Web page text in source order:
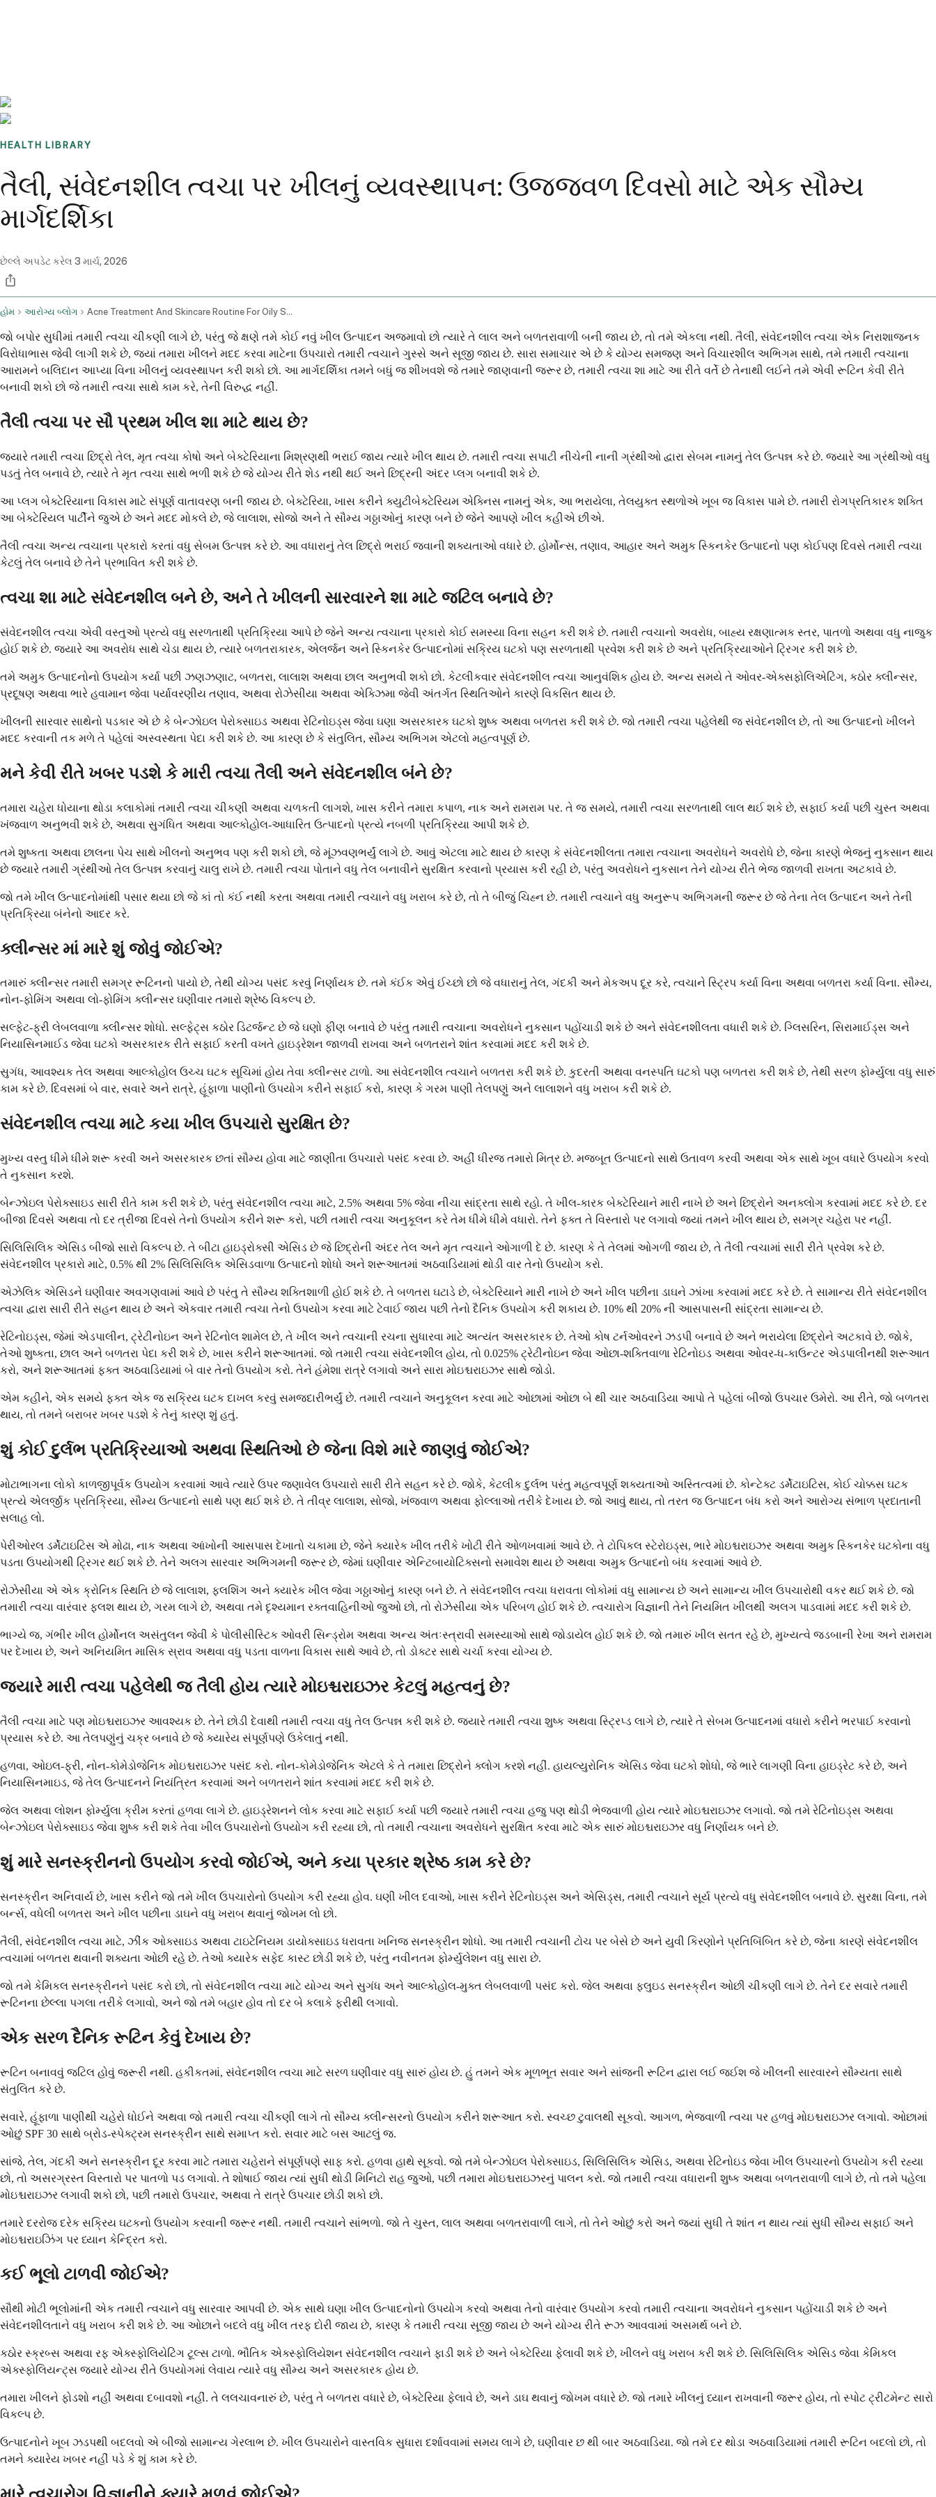
HEALTH LIBRARY
તૈલી, સંવેદનશીલ ત્વચા પર ખીલનું વ્યવસ્થાપન: ઉજ્જવળ દિવસો માટે એક સૌમ્ય
માર્ગદર્શિકા
છેલ્લે અપડેટ કરેલ 3 માર્ચ, 2026
હોમ આરોગ્ય બ્લોગ Acne Treatment And Skincare Routine For Oily Sensitive Skin
જો બપોર સુધીમાં તમારી ત્વચા ચીકણી લાગે છે, પરંતુ જે ક્ષણે તમે કોઈ નવું ખીલ ઉત્પાદન અજમાવો છો ત્યારે તે લાલ અને બળતરાવાળી બની જાય છે, તો તમે એકલા નથી. તૈલી, સંવેદનશીલ ત્વચા એક નિરાશાજનક
વિરોધાભાસ જેવી લાગી શકે છે, જ્યાં તમારા ખીલને મદદ કરવા માટેના ઉપચારો તમારી ત્વચાને ગુસ્સે અને સૂજી જાય છે. સારા સમાચાર એ છે કે યોગ્ય સમજણ અને વિચારશીલ અભિગમ સાથે, તમે તમારી ત્વચાના
આરામને બલિદાન આપ્યા વિના ખીલનું વ્યવસ્થાપન કરી શકો છો. આ માર્ગદર્શિકા તમને બધું જ શીખવશે જે તમારે જાણવાની જરૂર છે, તમારી ત્વચા શા માટે આ રીતે વર્તે છે તેનાથી લઈને તમે એવી રૂટિન કેવી રીતે
બનાવી શકો છો જે તમારી ત્વચા સાથે કામ કરે, તેની વિરુદ્ધ નહીં.
તૈલી ત્વચા પર સૌ પ્રથમ ખીલ શા માટે થાય છે?
જ્યારે તમારી ત્વચા છિદ્રો તેલ, મૃત ત્વચા કોષો અને બેક્ટેરિયાના મિશ્રણથી ભરાઈ જાય ત્યારે ખીલ થાય છે. તમારી ત્વચા સપાટી નીચેની નાની ગ્રંથીઓ દ્વારા સેબમ નામનું તેલ ઉત્પન્ન કરે છે. જ્યારે આ ગ્રંથીઓ વધુ
પડતું તેલ બનાવે છે, ત્યારે તે મૃત ત્વચા સાથે ભળી શકે છે જે યોગ્ય રીતે શેડ નથી થઈ અને છિદ્રની અંદર પ્લગ બનાવી શકે છે.
આ પ્લગ બેક્ટેરિયાના વિકાસ માટે સંપૂર્ણ વાતાવરણ બની જાય છે. બેક્ટેરિયા, ખાસ કરીને ક્યુટીબેક્ટેરિયમ એક્નિસ નામનું એક, આ ભરાયેલા, તેલયુક્ત સ્થળોએ ખૂબ જ વિકાસ પામે છે. તમારી રોગપ્રતિકારક શક્તિ
આ બેક્ટેરિયલ પાર્ટીને જુએ છે અને મદદ મોકલે છે, જે લાલાશ, સોજો અને તે સૌમ્ય ગઠ્ઠાઓનું કારણ બને છે જેને આપણે ખીલ કહીએ છીએ.
તૈલી ત્વચા અન્ય ત્વચાના પ્રકારો કરતાં વધુ સેબમ ઉત્પન્ન કરે છે. આ વધારાનું તેલ છિદ્રો ભરાઈ જવાની શક્યતાઓ વધારે છે. હોર્મોન્સ, તણાવ, આહાર અને અમુક સ્કિનકેર ઉત્પાદનો પણ કોઈપણ દિવસે તમારી ત્વચા
કેટલું તેલ બનાવે છે તેને પ્રભાવિત કરી શકે છે.
ત્વચા શા માટે સંવેદનશીલ બને છે, અને તે ખીલની સારવારને શા માટે જટિલ બનાવે છે?
સંવેદનશીલ ત્વચા એવી વસ્તુઓ પ્રત્યે વધુ સરળતાથી પ્રતિક્રિયા આપે છે જેને અન્ય ત્વચાના પ્રકારો કોઈ સમસ્યા વિના સહન કરી શકે છે. તમારી ત્વચાનો અવરોધ, બાહ્ય રક્ષણાત્મક સ્તર, પાતળો અથવા વધુ નાજુક
હોઈ શકે છે. જ્યારે આ અવરોધ સાથે ચેડા થાય છે, ત્યારે બળતરાકારક, એલર્જન અને સ્કિનકેર ઉત્પાદનોમાં સક્રિય ઘટકો પણ સરળતાથી પ્રવેશ કરી શકે છે અને પ્રતિક્રિયાઓને ટ્રિગર કરી શકે છે.
તમે અમુક ઉત્પાદનોનો ઉપયોગ કર્યા પછી ઝણઝણાટ, બળતરા, લાલાશ અથવા છાલ અનુભવી શકો છો. કેટલીકવાર સંવેદનશીલ ત્વચા આનુવંશિક હોય છે. અન્ય સમયે તે ઓવર-એક્સફોલિએટિંગ, કઠોર ક્લીન્સર,
પ્રદૂષણ અથવા ભારે હવામાન જેવા પર્યાવરણીય તણાવ, અથવા રોઝેસીયા અથવા એક્ઝિમા જેવી અંતર્ગત સ્થિતિઓને કારણે વિકસિત થાય છે.
ખીલની સારવાર સાથેનો પડકાર એ છે કે બેન્ઝોઇલ પેરોક્સાઇડ અથવા રેટિનોઇડ્સ જેવા ઘણા અસરકારક ઘટકો શુષ્ક અથવા બળતરા કરી શકે છે. જો તમારી ત્વચા પહેલેથી જ સંવેદનશીલ છે, તો આ ઉત્પાદનો ખીલને
મદદ કરવાની તક મળે તે પહેલાં અસ્વસ્થતા પેદા કરી શકે છે. આ કારણ છે કે સંતુલિત, સૌમ્ય અભિગમ એટલો મહત્વપૂર્ણ છે.
મને કેવી રીતે ખબર પડશે કે મારી ત્વચા તૈલી અને સંવેદનશીલ બંને છે?
તમારા ચહેરા ધોયાના થોડા કલાકોમાં તમારી ત્વચા ચીકણી અથવા ચળકતી લાગશે, ખાસ કરીને તમારા કપાળ, નાક અને રામરામ પર. તે જ સમયે, તમારી ત્વચા સરળતાથી લાલ થઈ શકે છે, સફાઈ કર્યા પછી ચુસ્ત અથવા
ખંજવાળ અનુભવી શકે છે, અથવા સુગંધિત અથવા આલ્કોહોલ-આધારિત ઉત્પાદનો પ્રત્યે નબળી પ્રતિક્રિયા આપી શકે છે.
તમે શુષ્કતા અથવા છાલના પેચ સાથે ખીલનો અનુભવ પણ કરી શકો છો, જે મૂંઝવણભર્યું લાગે છે. આવું એટલા માટે થાય છે કારણ કે સંવેદનશીલતા તમારા ત્વચાના અવરોધને અવરોધે છે, જેના કારણે ભેજનું નુકસાન થાય
છે જ્યારે તમારી ગ્રંથીઓ તેલ ઉત્પન્ન કરવાનું ચાલુ રાખે છે. તમારી ત્વચા પોતાને વધુ તેલ બનાવીને સુરક્ષિત કરવાનો પ્રયાસ કરી રહી છે, પરંતુ અવરોધને નુકસાન તેને યોગ્ય રીતે ભેજ જાળવી રાખતા અટકાવે છે.
જો તમે ખીલ ઉત્પાદનોમાંથી પસાર થયા છો જે કાં તો કંઈ નથી કરતા અથવા તમારી ત્વચાને વધુ ખરાબ કરે છે, તો તે બીજું ચિહ્ન છે. તમારી ત્વચાને વધુ અનુરૂપ અભિગમની જરૂર છે જે તેના તેલ ઉત્પાદન અને તેની
પ્રતિક્રિયા બંનેનો આદર કરે.
ક્લીન્સર માં મારે શું જોવું જોઈએ?
તમારું ક્લીન્સર તમારી સમગ્ર રૂટિનનો પાયો છે, તેથી યોગ્ય પસંદ કરવું નિર્ણાયક છે. તમે કંઈક એવું ઈચ્છો છો જે વધારાનું તેલ, ગંદકી અને મેકઅપ દૂર કરે, ત્વચાને સ્ટ્રિપ કર્યા વિના અથવા બળતરા કર્યા વિના. સૌમ્ય,
નોન-ફોમિંગ અથવા લો-ફોમિંગ ક્લીન્સર ઘણીવાર તમારો શ્રેષ્ઠ વિકલ્પ છે.
સલ્ફેટ-ફ્રી લેબલવાળા ક્લીન્સર શોધો. સલ્ફેટ્સ કઠોર ડિટર્જન્ટ છે જે ઘણો ફીણ બનાવે છે પરંતુ તમારી ત્વચાના અવરોધને નુકસાન પહોંચાડી શકે છે અને સંવેદનશીલતા વધારી શકે છે. ગ્લિસરિન, સિરામાઈડ્સ અને
નિયાસિનમાઈડ જેવા ઘટકો અસરકારક રીતે સફાઈ કરતી વખતે હાઇડ્રેશન જાળવી રાખવા અને બળતરાને શાંત કરવામાં મદદ કરી શકે છે.
સુગંધ, આવશ્યક તેલ અથવા આલ્કોહોલ ઉચ્ચ ઘટક સૂચિમાં હોય તેવા ક્લીન્સર ટાળો. આ સંવેદનશીલ ત્વચાને બળતરા કરી શકે છે. કુદરતી અથવા વનસ્પતિ ઘટકો પણ બળતરા કરી શકે છે, તેથી સરળ ફોર્મ્યુલા વધુ સારું
કામ કરે છે. દિવસમાં બે વાર, સવારે અને રાત્રે, હૂંફાળા પાણીનો ઉપયોગ કરીને સફાઈ કરો, કારણ કે ગરમ પાણી તેલપણું અને લાલાશને વધુ ખરાબ કરી શકે છે.
સંવેદનશીલ ત્વચા માટે કયા ખીલ ઉપચારો સુરક્ષિત છે?
મુખ્ય વસ્તુ ધીમે ધીમે શરૂ કરવી અને અસરકારક છતાં સૌમ્ય હોવા માટે જાણીતા ઉપચારો પસંદ કરવા છે. અહીં ધીરજ તમારો મિત્ર છે. મજબૂત ઉત્પાદનો સાથે ઉતાવળ કરવી અથવા એક સાથે ખૂબ વધારે ઉપયોગ કરવો
તે નુકસાન કરશે.
બેન્ઝોઇલ પેરોક્સાઇડ સારી રીતે કામ કરી શકે છે, પરંતુ સંવેદનશીલ ત્વચા માટે, 2.5% અથવા 5% જેવા નીચા સાંદ્રતા સાથે રહો. તે ખીલ-કારક બેક્ટેરિયાને મારી નાખે છે અને છિદ્રોને અનક્લોગ કરવામાં મદદ કરે છે. દર
બીજા દિવસે અથવા તો દર ત્રીજા દિવસે તેનો ઉપયોગ કરીને શરૂ કરો, પછી તમારી ત્વચા અનુકૂલન કરે તેમ ધીમે ધીમે વધારો. તેને ફક્ત તે વિસ્તારો પર લગાવો જ્યાં તમને ખીલ થાય છે, સમગ્ર ચહેરા પર નહીં.
સિલિસિલિક એસિડ બીજો સારો વિકલ્પ છે. તે બીટા હાઇડ્રોક્સી એસિડ છે જે છિદ્રોની અંદર તેલ અને મૃત ત્વચાને ઓગાળી દે છે. કારણ કે તે તેલમાં ઓગળી જાય છે, તે તૈલી ત્વચામાં સારી રીતે પ્રવેશ કરે છે.
સંવેદનશીલ પ્રકારો માટે, 0.5% થી 2% સિલિસિલિક એસિડવાળા ઉત્પાદનો શોધો અને શરૂઆતમાં અઠવાડિયામાં થોડી વાર તેનો ઉપયોગ કરો.
એઝેલિક એસિડને ઘણીવાર અવગણવામાં આવે છે પરંતુ તે સૌમ્ય શક્તિશાળી હોઈ શકે છે. તે બળતરા ઘટાડે છે, બેક્ટેરિયાને મારી નાખે છે અને ખીલ પછીના ડાઘને ઝાંખા કરવામાં મદદ કરે છે. તે સામાન્ય રીતે સંવેદનશીલ
ત્વચા દ્વારા સારી રીતે સહન થાય છે અને એકવાર તમારી ત્વચા તેનો ઉપયોગ કરવા માટે ટેવાઈ જાય પછી તેનો દૈનિક ઉપયોગ કરી શકાય છે. 10% થી 20% ની આસપાસની સાંદ્રતા સામાન્ય છે.
રેટિનોઇડ્સ, જેમાં એડપાલીન, ટ્રેટીનોઇન અને રેટિનોલ શામેલ છે, તે ખીલ અને ત્વચાની રચના સુધારવા માટે અત્યંત અસરકારક છે. તેઓ કોષ ટર્નઓવરને ઝડપી બનાવે છે અને ભરાયેલા છિદ્રોને અટકાવે છે. જોકે,
તેઓ શુષ્કતા, છાલ અને બળતરા પેદા કરી શકે છે, ખાસ કરીને શરૂઆતમાં. જો તમારી ત્વચા સંવેદનશીલ હોય, તો 0.025% ટ્રેટીનોઇન જેવા ઓછા-શક્તિવાળા રેટિનોઇડ અથવા ઓવર-ધ-કાઉન્ટર એડપાલીનથી શરૂઆત
કરો, અને શરૂઆતમાં ફક્ત અઠવાડિયામાં બે વાર તેનો ઉપયોગ કરો. તેને હંમેશા રાત્રે લગાવો અને સારા મોઇશ્ચરાઇઝર સાથે જોડો.
એમ કહીને, એક સમયે ફક્ત એક જ સક્રિય ઘટક દાખલ કરવું સમજદારીભર્યું છે. તમારી ત્વચાને અનુકૂલન કરવા માટે ઓછામાં ઓછા બે થી ચાર અઠવાડિયા આપો તે પહેલાં બીજો ઉપચાર ઉમેરો. આ રીતે, જો બળતરા
થાય, તો તમને બરાબર ખબર પડશે કે તેનું કારણ શું હતું.
શું કોઈ દુર્લભ પ્રતિક્રિયાઓ અથવા સ્થિતિઓ છે જેના વિશે મારે જાણવું જોઈએ?
મોટાભાગના લોકો કાળજીપૂર્વક ઉપયોગ કરવામાં આવે ત્યારે ઉપર જણાવેલ ઉપચારો સારી રીતે સહન કરે છે. જોકે, કેટલીક દુર્લભ પરંતુ મહત્વપૂર્ણ શક્યતાઓ અસ્તિત્વમાં છે. કોન્ટેક્ટ ડર્મેટાઇટિસ, કોઈ ચોક્કસ ઘટક
પ્રત્યે એલર્જીક પ્રતિક્રિયા, સૌમ્ય ઉત્પાદનો સાથે પણ થઈ શકે છે. તે તીવ્ર લાલાશ, સોજો, ખંજવાળ અથવા ફોલ્લાઓ તરીકે દેખાય છે. જો આવું થાય, તો તરત જ ઉત્પાદન બંધ કરો અને આરોગ્ય સંભાળ પ્રદાતાની
સલાહ લો.
પેરીઓરલ ડર્મેટાઇટિસ એ મોઢા, નાક અથવા આંખોની આસપાસ દેખાતો ચકામા છે, જેને ક્યારેક ખીલ તરીકે ખોટી રીતે ઓળખવામાં આવે છે. તે ટોપિકલ સ્ટેરોઇડ્સ, ભારે મોઇશ્ચરાઇઝર અથવા અમુક સ્કિનકેર ઘટકોના વધુ
પડતા ઉપયોગથી ટ્રિગર થઈ શકે છે. તેને અલગ સારવાર અભિગમની જરૂર છે, જેમાં ઘણીવાર એન્ટિબાયોટિક્સનો સમાવેશ થાય છે અથવા અમુક ઉત્પાદનો બંધ કરવામાં આવે છે.
રોઝેસીયા એ એક ક્રોનિક સ્થિતિ છે જે લાલાશ, ફ્લશિંગ અને ક્યારેક ખીલ જેવા ગઠ્ઠાઓનું કારણ બને છે. તે સંવેદનશીલ ત્વચા ધરાવતા લોકોમાં વધુ સામાન્ય છે અને સામાન્ય ખીલ ઉપચારોથી વકર થઈ શકે છે. જો
તમારી ત્વચા વારંવાર ફ્લશ થાય છે, ગરમ લાગે છે, અથવા તમે દૃશ્યમાન રક્તવાહિનીઓ જુઓ છો, તો રોઝેસીયા એક પરિબળ હોઈ શકે છે. ત્વચારોગ વિજ્ઞાની તેને નિયમિત ખીલથી અલગ પાડવામાં મદદ કરી શકે છે.
ભાગ્યે જ, ગંભીર ખીલ હોર્મોનલ અસંતુલન જેવી કે પોલીસીસ્ટિક ઓવરી સિન્ડ્રોમ અથવા અન્ય અંતઃસ્ત્રાવી સમસ્યાઓ સાથે જોડાયેલ હોઈ શકે છે. જો તમારું ખીલ સતત રહે છે, મુખ્યત્વે જડબાની રેખા અને રામરામ
પર દેખાય છે, અને અનિયમિત માસિક સ્રાવ અથવા વધુ પડતા વાળના વિકાસ સાથે આવે છે, તો ડોક્ટર સાથે ચર્ચા કરવા યોગ્ય છે.
જ્યારે મારી ત્વચા પહેલેથી જ તૈલી હોય ત્યારે મોઇશ્ચરાઇઝર કેટલું મહત્વનું છે?
તૈલી ત્વચા માટે પણ મોઇશ્ચરાઇઝર આવશ્યક છે. તેને છોડી દેવાથી તમારી ત્વચા વધુ તેલ ઉત્પન્ન કરી શકે છે. જ્યારે તમારી ત્વચા શુષ્ક અથવા સ્ટ્રિપ્ડ લાગે છે, ત્યારે તે સેબમ ઉત્પાદનમાં વધારો કરીને ભરપાઈ કરવાનો
પ્રયાસ કરે છે. આ તેલપણુંનું ચક્ર બનાવે છે જે ક્યારેય સંપૂર્ણપણે ઉકેલાતું નથી.
હળવા, ઓઇલ-ફ્રી, નોન-કોમેડોજેનિક મોઇશ્ચરાઇઝર પસંદ કરો. નોન-કોમેડોજેનિક એટલે કે તે તમારા છિદ્રોને ક્લોગ કરશે નહીં. હાયલ્યુરોનિક એસિડ જેવા ઘટકો શોધો, જે ભારે લાગણી વિના હાઇડ્રેટ કરે છે, અને
નિયાસિનમાઇડ, જે તેલ ઉત્પાદનને નિયંત્રિત કરવામાં અને બળતરાને શાંત કરવામાં મદદ કરી શકે છે.
જેલ અથવા લોશન ફોર્મ્યુલા ક્રીમ કરતાં હળવા લાગે છે. હાઇડ્રેશનને લોક કરવા માટે સફાઈ કર્યા પછી જ્યારે તમારી ત્વચા હજુ પણ થોડી ભેજવાળી હોય ત્યારે મોઇશ્ચરાઇઝર લગાવો. જો તમે રેટિનોઇડ્સ અથવા
બેન્ઝોઇલ પેરોક્સાઇડ જેવા શુષ્ક કરી શકે તેવા ખીલ ઉપચારોનો ઉપયોગ કરી રહ્યા છો, તો તમારી ત્વચાના અવરોધને સુરક્ષિત કરવા માટે એક સારું મોઇશ્ચરાઇઝર વધુ નિર્ણાયક બને છે.
શું મારે સનસ્ક્રીનનો ઉપયોગ કરવો જોઈએ, અને કયા પ્રકાર શ્રેષ્ઠ કામ કરે છે?
સનસ્ક્રીન અનિવાર્ય છે, ખાસ કરીને જો તમે ખીલ ઉપચારોનો ઉપયોગ કરી રહ્યા હોવ. ઘણી ખીલ દવાઓ, ખાસ કરીને રેટિનોઇડ્સ અને એસિડ્સ, તમારી ત્વચાને સૂર્ય પ્રત્યે વધુ સંવેદનશીલ બનાવે છે. સુરક્ષા વિના, તમે
બર્ન્સ, વધેલી બળતરા અને ખીલ પછીના ડાઘને વધુ ખરાબ થવાનું જોખમ લો છો.
તૈલી, સંવેદનશીલ ત્વચા માટે, ઝીંક ઓક્સાઇડ અથવા ટાઇટેનિયમ ડાયોક્સાઇડ ધરાવતા ખનિજ સનસ્ક્રીન શોધો. આ તમારી ત્વચાની ટોચ પર બેસે છે અને યુવી કિરણોને પ્રતિબિંબિત કરે છે, જેના કારણે સંવેદનશીલ
ત્વચામાં બળતરા થવાની શક્યતા ઓછી રહે છે. તેઓ ક્યારેક સફેદ કાસ્ટ છોડી શકે છે, પરંતુ નવીનતમ ફોર્મ્યુલેશન વધુ સારા છે.
જો તમે કેમિકલ સનસ્ક્રીનને પસંદ કરો છો, તો સંવેદનશીલ ત્વચા માટે યોગ્ય અને સુગંધ અને આલ્કોહોલ-મુક્ત લેબલવાળી પસંદ કરો. જેલ અથવા ફ્લુઇડ સનસ્ક્રીન ઓછી ચીકણી લાગે છે. તેને દર સવારે તમારી
રૂટિનના છેલ્લા પગલા તરીકે લગાવો, અને જો તમે બહાર હોવ તો દર બે કલાકે ફરીથી લગાવો.
એક સરળ દૈનિક રૂટિન કેવું દેખાય છે?
રૂટિન બનાવવું જટિલ હોવું જરૂરી નથી. હકીકતમાં, સંવેદનશીલ ત્વચા માટે સરળ ઘણીવાર વધુ સારું હોય છે. હું તમને એક મૂળભૂત સવાર અને સાંજની રૂટિન દ્વારા લઈ જઈશ જે ખીલની સારવારને સૌમ્યતા સાથે
સંતુલિત કરે છે.
સવારે, હૂંફાળા પાણીથી ચહેરો ધોઈને અથવા જો તમારી ત્વચા ચીકણી લાગે તો સૌમ્ય ક્લીન્સરનો ઉપયોગ કરીને શરૂઆત કરો. સ્વચ્છ ટુવાલથી સૂકવો. આગળ, ભેજવાળી ત્વચા પર હળવું મોઇશ્ચરાઇઝર લગાવો. ઓછામાં
ઓછું SPF 30 સાથે બ્રોડ-સ્પેક્ટ્રમ સનસ્ક્રીન સાથે સમાપ્ત કરો. સવાર માટે બસ આટલું જ.
સાંજે, તેલ, ગંદકી અને સનસ્ક્રીન દૂર કરવા માટે તમારા ચહેરાને સંપૂર્ણપણે સાફ કરો. હળવા હાથે સૂકવો. જો તમે બેન્ઝોઇલ પેરોક્સાઇડ, સિલિસિલિક એસિડ, અથવા રેટિનોઇડ જેવા ખીલ ઉપચારનો ઉપયોગ કરી રહ્યા
છો, તો અસરગ્રસ્ત વિસ્તારો પર પાતળો પડ લગાવો. તે શોષાઈ જાય ત્યાં સુધી થોડી મિનિટો રાહ જુઓ, પછી તમારા મોઇશ્ચરાઇઝરનું પાલન કરો. જો તમારી ત્વચા વધારાની શુષ્ક અથવા બળતરાવાળી લાગે છે, તો તમે પહેલા
મોઇશ્ચરાઇઝર લગાવી શકો છો, પછી તમારો ઉપચાર, અથવા તે રાત્રે ઉપચાર છોડી શકો છો.
તમારે દરરોજ દરેક સક્રિય ઘટકનો ઉપયોગ કરવાની જરૂર નથી. તમારી ત્વચાને સાંભળો. જો તે ચુસ્ત, લાલ અથવા બળતરાવાળી લાગે, તો તેને ઓછું કરો અને જ્યાં સુધી તે શાંત ન થાય ત્યાં સુધી સૌમ્ય સફાઈ અને
મોઇશ્ચરાઇઝિંગ પર ધ્યાન કેન્દ્રિત કરો.
કઈ ભૂલો ટાળવી જોઈએ?
સૌથી મોટી ભૂલોમાંની એક તમારી ત્વચાને વધુ સારવાર આપવી છે. એક સાથે ઘણા ખીલ ઉત્પાદનોનો ઉપયોગ કરવો અથવા તેનો વારંવાર ઉપયોગ કરવો તમારી ત્વચાના અવરોધને નુકસાન પહોંચાડી શકે છે અને
સંવેદનશીલતાને વધુ ખરાબ કરી શકે છે. આ ઓછાને બદલે વધુ ખીલ તરફ દોરી જાય છે, કારણ કે તમારી ત્વચા સૂજી જાય છે અને યોગ્ય રીતે રૂઝ આવવામાં અસમર્થ બને છે.
કઠોર સ્ક્રબ્સ અથવા રફ એક્સ્ફોલિયેટિંગ ટૂલ્સ ટાળો. ભૌતિક એક્સ્ફોલિયેશન સંવેદનશીલ ત્વચાને ફાડી શકે છે અને બેક્ટેરિયા ફેલાવી શકે છે, ખીલને વધુ ખરાબ કરી શકે છે. સિલિસિલિક એસિડ જેવા કેમિકલ
એક્સ્ફોલિયન્ટ્સ જ્યારે યોગ્ય રીતે ઉપયોગમાં લેવાય ત્યારે વધુ સૌમ્ય અને અસરકારક હોય છે.
તમારા ખીલને ફોડશો નહીં અથવા દબાવશો નહીં. તે લલચાવનારું છે, પરંતુ તે બળતરા વધારે છે, બેક્ટેરિયા ફેલાવે છે, અને ડાઘ થવાનું જોખમ વધારે છે. જો તમારે ખીલનું ધ્યાન રાખવાની જરૂર હોય, તો સ્પોટ ટ્રીટમેન્ટ સારો
વિકલ્પ છે.
ઉત્પાદનોને ખૂબ ઝડપથી બદલવો એ બીજો સામાન્ય ગેરલાભ છે. ખીલ ઉપચારોને વાસ્તવિક સુધારા દર્શાવવામાં સમય લાગે છે, ઘણીવાર છ થી બાર અઠવાડિયા. જો તમે દર થોડા અઠવાડિયામાં તમારી રૂટિન બદલો છો, તો
તમને ક્યારેય ખબર નહીં પડે કે શું કામ કરે છે.